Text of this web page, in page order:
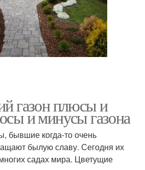
газон плюсы и
и минусы газона
бывшие когда-то очень
былую славу. Сегодня их
садах мира. Цветущие